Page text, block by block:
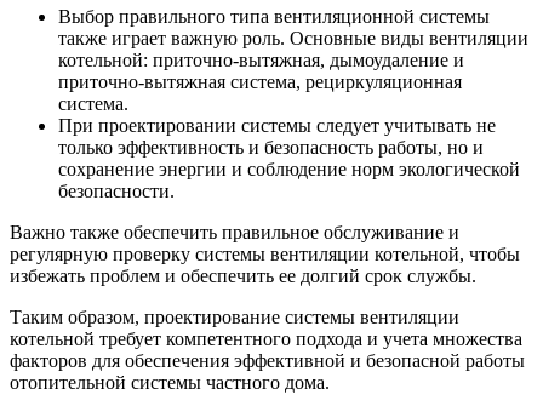
Выбор правильного типа вентиляционной системы
также играет важную роль. Основные виды вентиляции
котельной: приточно-вытяжная, дымоудаление и
приточно-вытяжная система, рециркуляционная
система.
При проектировании системы следует учитывать не
только эффективность и безопасность работы, но и
сохранение энергии и соблюдение норм экологической
безопасности.
Важно также обеспечить правильное обслуживание и
регулярную проверку системы вентиляции котельной, чтобы
избежать проблем и обеспечить ее долгий срок службы.
Таким образом, проектирование системы вентиляции
котельной требует компетентного подхода и учета множества
факторов для обеспечения эффективной и безопасной работы
отопительной системы частного дома.